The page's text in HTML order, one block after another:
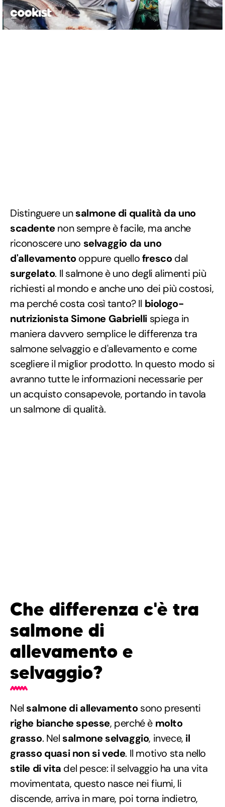
Distinguere unsalmone di qualità da uno
scadentenon sempre è facile, ma anche
riconoscere uno selvaggio da uno
d'allevamentooppure quellofrescodal
surgelato. Il salmone è uno degli alimenti più
richiesti al mondo e anche uno dei più costosi,
ma perché costa così tanto? Il biologo-
nutrizionista Simone Gabrielli spiega in
maniera davvero semplice le differenza tra
salmone selvaggio e d'allevamento e come
scegliere il miglior prodotto. In questo modo si
avranno tutte le informazioni necessarie per
un acquisto consapevole, portando in tavola
un salmone di qualità.
Che differenza c'è tra
salmone di
allevamento e
selvaggio?
Nel salmone di allevamentosono presenti
righe bianche spesse, perché è molto
grasso. Nel salmone selvaggio, invece, il
grasso quasi non si vede. Il motivo sta nello
stile di vita del pesce: il selvaggio ha una vita
movimentata, questo nasce nei fiumi, li
discende, arriva in mare, poi torna indietro,